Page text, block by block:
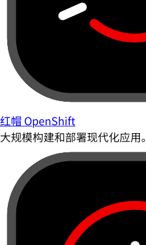
红帽 OpenShift
大规模构建和部署现代化应用。